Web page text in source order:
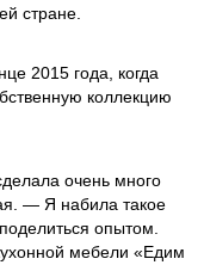
стране.
2015 года, когда
коллекцию
очень много
— Я набила такое
опытом.
мебели «Едим